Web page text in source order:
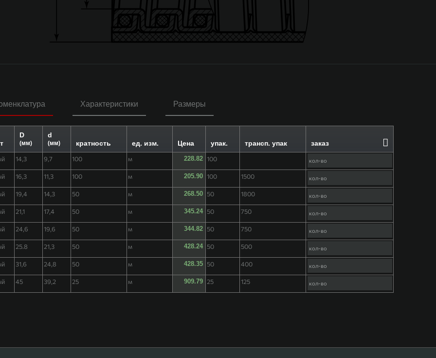
Характеристики Размеры
D
(мм)
d
(мм) кратность ед. изм. Цена упак. трансп. упак заказ
14,3 9,7 100 м 228.82 100
16,3 11,3 100 м 205.90 100 1500
19,4 14,3 50 м 268.50 50 1800
21,1 17,4 50 м 345.24 50 750
24,6 19,6 50 м 344.82 50 750
25.8 21,3 50 м 428.24 50 500
31,6 24,8 50 м 428.35 50 400
45 39,2 25 м 909.79 25 125